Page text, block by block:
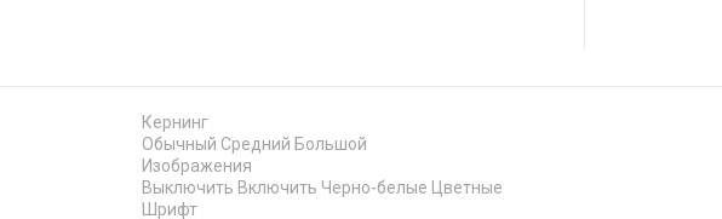
Кернинг
Обычный Средний Большой
Изображения
Выключить Включить Черно-белые
Цветные
Шрифт